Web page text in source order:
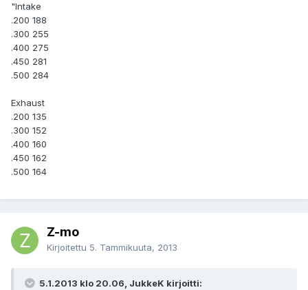
"Intake
.200 188
.300 255
.400 275
.450 281
.500 284
Exhaust
.200 135
.300 152
.400 160
.450 162
.500 164
Z-mo
Kirjoitettu 5. Tammikuuta, 2013
5.1.2013 klo 20.06, JukkeK kirjoitti: